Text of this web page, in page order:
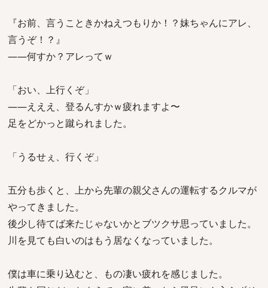
『お前、言うこときかねえつもりか！？妹ちゃんにアレ、
言うぞ！？』
――何すか？アレってｗ
「おい、上行くぞ」
――えええ、登るんすかｗ疲れますよ〜
足をどかっと蹴られました。
「うるせぇ、行くぞ」
五分も歩くと、上から先輩の親父さんの運転するクルマが
やってきました。
後少し待てば来たじゃないかとブツクサ思っていました。
川を見ても白いのはもう居なくなっていました。
僕は車に乗り込むと、もの凄い疲れを感じました。